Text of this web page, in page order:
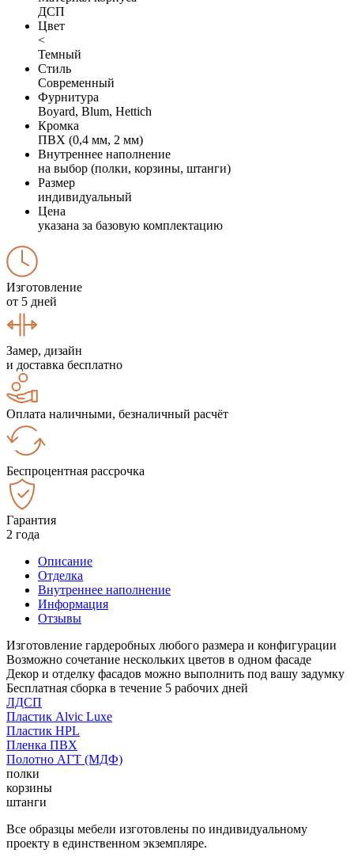
ДСП
Цвет
<
Темный
Стиль
Современный
Фурнитура
Boyard, Blum, Hettich
Кромка
ПВХ (0,4 мм, 2 мм)
Внутреннее наполнение
на выбор (полки, корзины, штанги)
Размер
индивидуальный
Цена
указана за базовую комплектацию
Изготовление
от 5 дней
Замер, дизайн
и доставка бесплатно
Оплата наличными, безналичный расчёт
Беспроцентная рассрочка
Гарантия
2 года
Описание
Отделка
Внутреннее наполнение
Информация
Отзывы
Изготовление гардеробных любого размера и конфигурации
Возможно сочетание нескольких цветов в одном фасаде
Декор и отделку фасадов можно выполнить под вашу задумку
Бесплатная сборка в течение 5 рабочих дней
ЛДСП
Пластик Alvic Luxe
Пластик HPL
Пленка ПВХ
Полотно АГТ (МДФ)
полки
корзины
штанги
Все образцы мебели изготовлены по индивидуальному
проекту в единственном экземпляре.